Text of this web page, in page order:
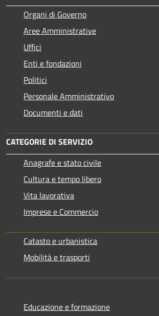
Organi di Governo
Aree Amministrative
Uffici
Enti e fondazioni
Politici
Personale Amministrativo
Documenti e dati
CATEGORIE DI SERVIZIO
Anagrafe e stato civile
Cultura e tempo libero
Vita lavorativa
Imprese e Commercio
Catasto e urbanistica
Mobilità e trasporti
Educazione e formazione